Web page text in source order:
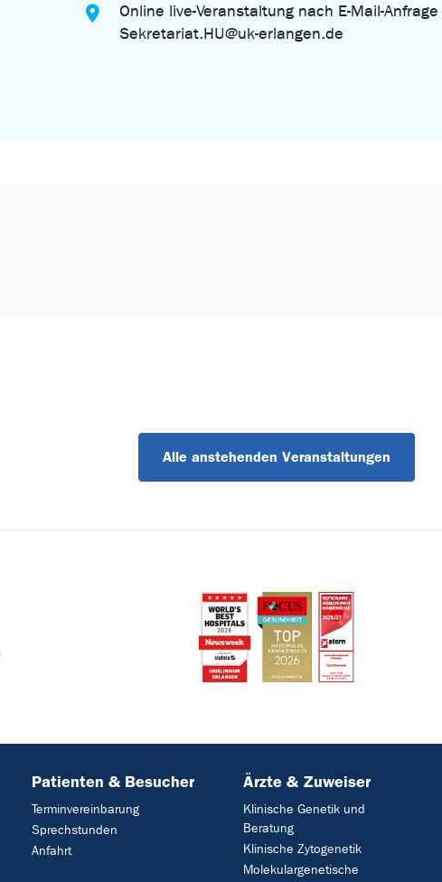
Online live-Veranstaltung nach E-Mail-Anfrage
Sekretariat.HU@uk-erlangen.de
Alle anstehenden Veranstaltungen
Patienten & Besucher
Terminvereinbarung
Sprechstunden
Anfahrt
Ärzte & Zuweiser
Klinische Genetik und
Beratung
Klinische Zytogenetik
Molekulargenetische